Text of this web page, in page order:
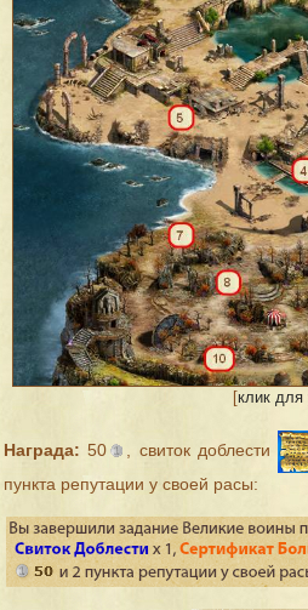
[клик для
Награда: 50 , свиток доблести
пункта репутации у своей расы: